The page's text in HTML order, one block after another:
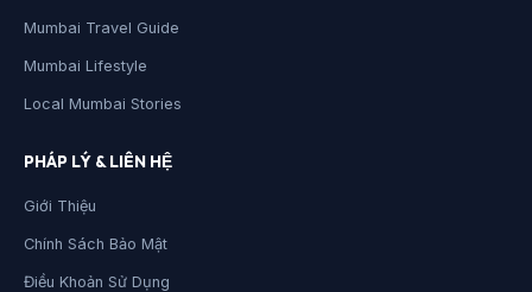
Mumbai Travel Guide
Mumbai Lifestyle
Local Mumbai Stories
PHÁP LÝ & LIÊN HỆ
Giới Thiệu
Chính Sách Bảo Mật
Điều Khoản Sử Dụng